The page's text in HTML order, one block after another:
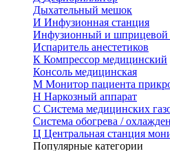
Дыхательный мешок
И Инфузионная станция
Инфузионный и шприцевой
Испаритель анестетиков
К Компрессор медицинский
Консоль медицинская
М Монитор пациента
Н Наркозный аппарат
С Система медицинских
Система обогрева /
Ц Центральная станция
Популярные категории